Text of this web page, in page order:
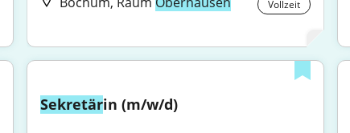
Vollzeit
Sekretärin (m/w/d)